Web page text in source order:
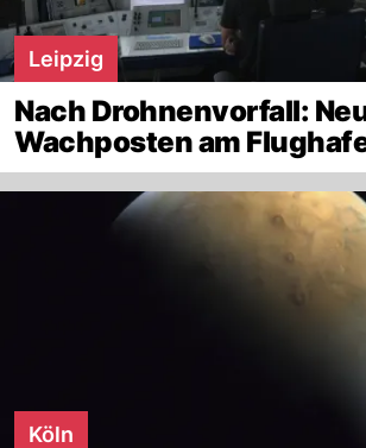
Leipzig
Nach Drohnenvorfall:
Wachposten am
Köln